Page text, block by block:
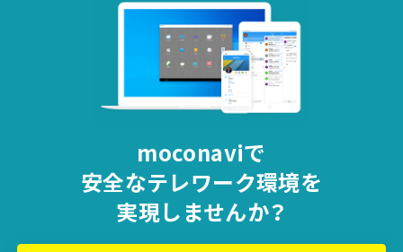
moconaviで
安全なテレワーク環境を
実現しませんか？